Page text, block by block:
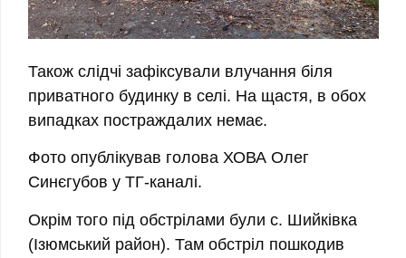
Також слідчі зафіксували влучання біля
приватного будинку в селі. На щастя, в обох
випадках постраждалих немає.
Фото опублікував голова ХОВА Олег
Синєгубов у ТГ-каналі.
Окрім того під обстрілами були с. Шийківка
(Ізюмський район). Там обстріл пошкодив